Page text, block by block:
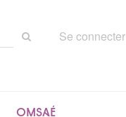
Se connecter
Omsaé